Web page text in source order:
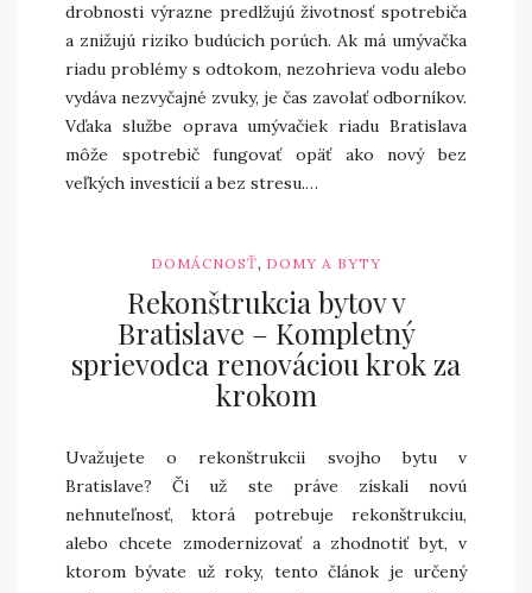
drobnosti výrazne predlžujú životnosť spotrebiča
a znižujú riziko budúcich porúch. Ak má umývačka
riadu problémy s odtokom, nezohrieva vodu alebo
vydáva nezvyčajné zvuky, je čas zavolať odborníkov.
Vďaka službe oprava umývačiek riadu Bratislava
môže spotrebič fungovať opäť ako nový bez
veľkých investícií a bez stresu.…
DOMÁCNOSŤ, DOMY A BYTY
Rekonštrukcia bytov v
Bratislave – Kompletný
sprievodca renováciou krok za
krokom
Uvažujete o rekonštrukcii svojho bytu v
Bratislave? Či už ste práve získali novú
nehnuteľnosť, ktorá potrebuje rekonštrukciu,
alebo chcete zmodernizovať a zhodnotiť byt, v
ktorom bývate už roky, tento článok je určený